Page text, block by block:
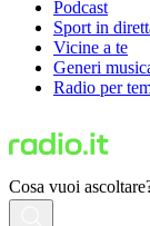
Podcast
Sport in
Vicine a te
Generi
Radio per
Cosa vuoi